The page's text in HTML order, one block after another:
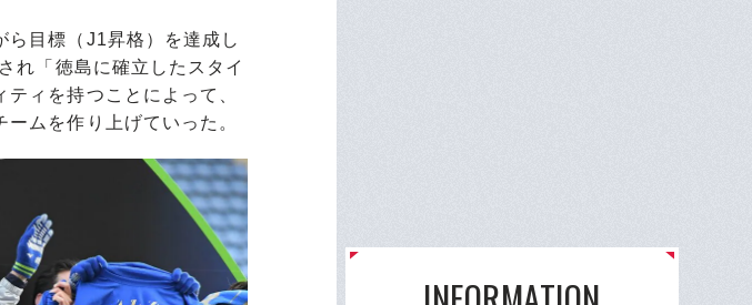
目標（J1昇格）を達成し
れ「徳島に確立したスタイ
ィを持つことによって、
ムを作り上げていった。